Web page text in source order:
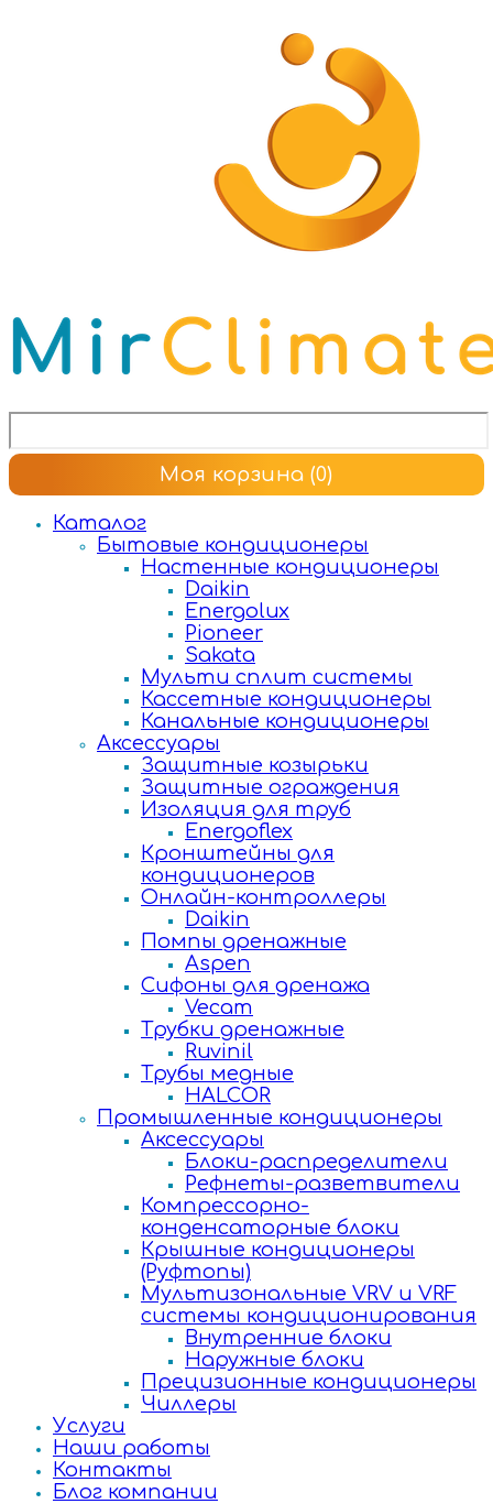
Моя корзина (0)
Каталог
Бытовые кондиционеры
Настенные кондиционеры
Daikin
Energolux
Pioneer
Sakata
Мульти сплит системы
Кассетные кондиционеры
Канальные кондиционеры
Аксессуары
Защитные козырьки
Защитные ограждения
Изоляция для труб
Energoflex
Кронштейны для
кондиционеров
Онлайн-контроллеры
Daikin
Помпы дренажные
Aspen
Сифоны для дренажа
Vecam
Трубки дренажные
Ruvinil
Трубы медные
HALCOR
Промышленные кондиционеры
Аксессуары
Блоки-распределители
Рефнеты-разветвители
Компрессорно-
конденсаторные блоки
Крышные кондиционеры
(Руфтопы)
Мультизональные VRV и VRF
системы кондиционирования
Внутренние блоки
Наружные блоки
Прецизионные кондиционеры
Чиллеры
Услуги
Наши работы
Контакты
Блог компании